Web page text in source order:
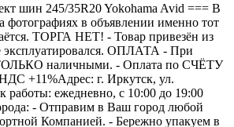
шин 245/35R20 Yokohama Avid === B
в объявлении именно тот
ТОРГА НЕТ! - Товар привезён из
эксплуатировался. ОПЛАТА - При
наличными. - Оплата по СЧЁТУ
+11%Адрес: г. Иркутск, ул.
работы: ежедневно, с 10:00 до 19:00
- Отправим в Ваш город любой
Компанией. - Бережно упакуем в